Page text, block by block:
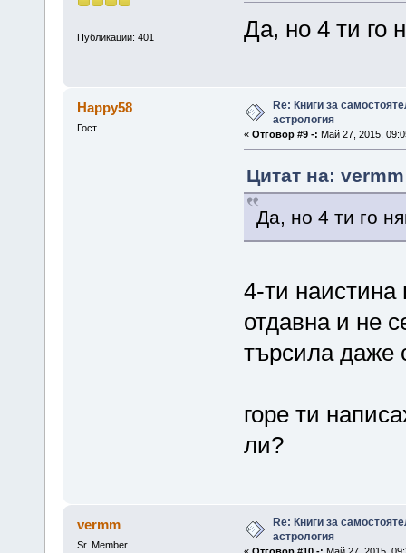
Публикации: 401 Да, но 4 ти го
Happy58
Гост
Re: Книги за
астрология
« Отговор #9 -: Май 27, 2015,
Цитат на:
Да, но 4 ти го
4-ти наистина
отдавна и не
търсила даже
горе ти
ли?
vermm
Sr. Member
Re: Книги за
астрология
« Отговор #10 -: Май 27, 2015,